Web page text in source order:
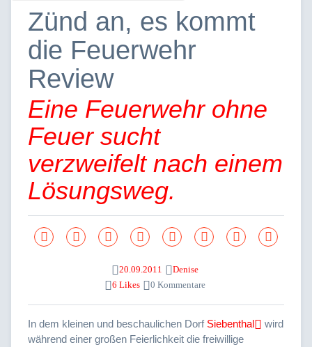
Zünd an, es kommt
die Feuerwehr
Review
Eine Feuerwehr ohne
Feuer sucht
verzweifelt nach einem
Lösungsweg.
20.09.2011
Denise
6 Likes
0 Kommentare
In dem kleinen und beschaulichen Dorf Siebenthal
wird
während einer großen Feierlichkeit die freiwillige